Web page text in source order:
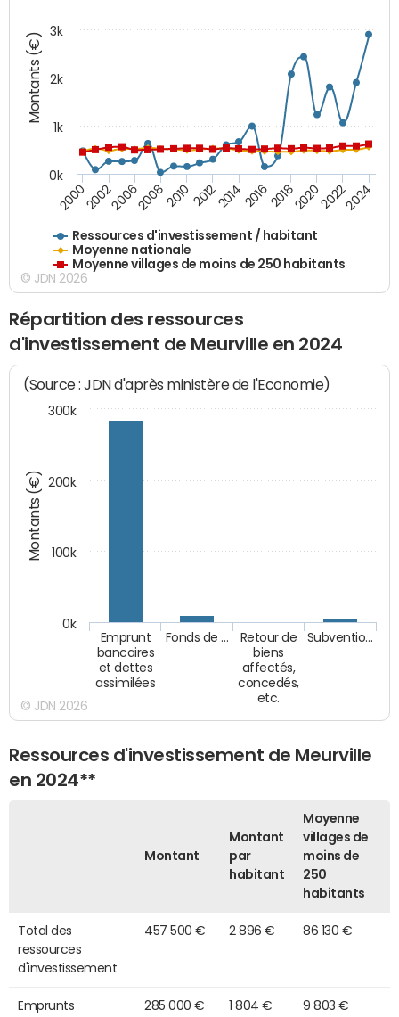
Montants (€)
Ressources d'investissement / habitant
Moyenne nationale
Moyenne villages de moins de 250 habitants
20002002200620082010 2012201420162018202020222024
0k
1k
2k
3k
© JDN 2026
Répartition des ressources
d'investissement de Meurville en 2024
Montants (€)
(Source : JDN d'après ministère de l'Economie)
Emprunt
bancaires
et dettes
assimilées
Fonds de …
Retour de
biens
affectés,
concedés,
etc.
Subventio…
0k
100k
200k
300k
© JDN 2026
Ressources d'investissement de Meurville
en 2024**
Montant
Montant
par
habitant
Moyenne
villages de
moins de
250
habitants
Total des
ressources
d'investissement
457 500 € 2 896 € 86 130 €
Emprunts 285 000 € 1 804 € 9 803 €